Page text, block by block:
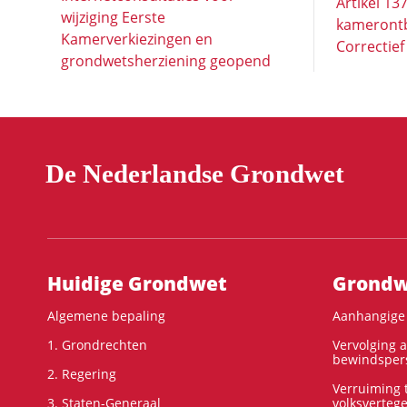
wijziging Eerste
Kamerverkiezingen en
grondwetsherziening geopend
De Nederlandse Grondwet
Hoofdnavigatie
Huidige Grondwet
Algemene bepaling
1. Grondrechten
2. Regering
3. Staten-Generaal
Vervolging
Verruiming